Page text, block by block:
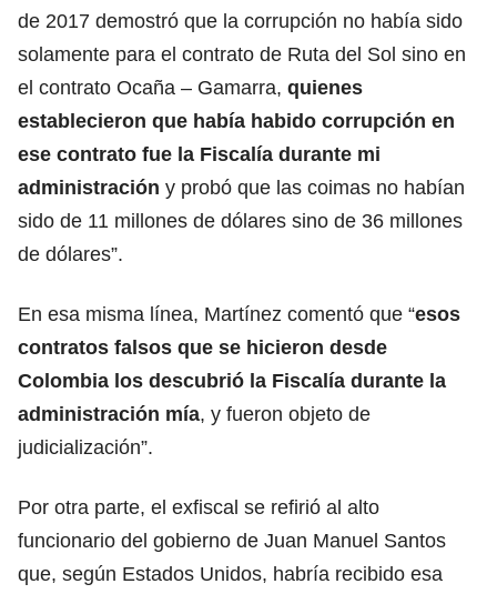
de 2017 demostró que la corrupción no había sido
solamente para el contrato de Ruta del Sol sino en
el contrato Ocaña – Gamarra, quienes
establecieron que había habido corrupción en
ese contrato fue la Fiscalía durante mi
administración y probó que las coimas no habían
sido de 11 millones de dólares sino de 36 millones
de dólares”.
En esa misma línea, Martínez comentó que “esos
contratos falsos que se hicieron desde
Colombia los descubrió la Fiscalía durante la
administración mía, y fueron objeto de
judicialización”.
Por otra parte, el exfiscal se refirió al alto
funcionario del gobierno de Juan Manuel Santos
que, según Estados Unidos, habría recibido esa